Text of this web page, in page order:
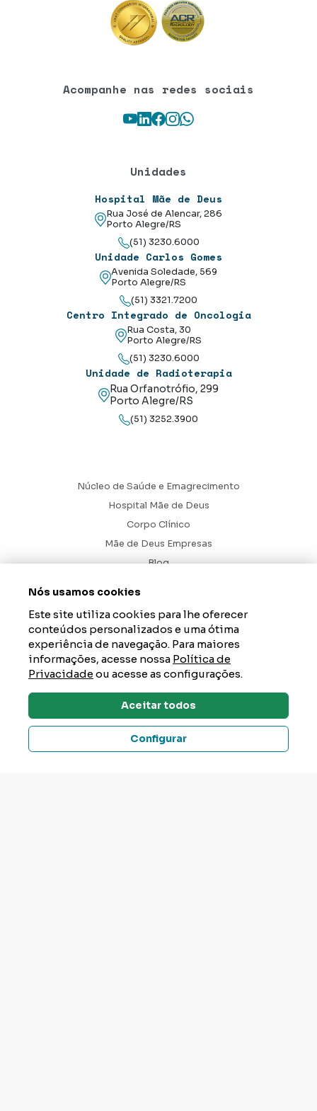
Acompanhe nas redes sociais
Youtube
LinkedIn
Facebook
Instagram
WhatsApp
Unidades
Hospital Mãe de Deus
Rua José de Alencar, 286
Porto Alegre/RS
(51) 3230.6000
Unidade Carlos Gomes
Avenida Soledade, 569
Porto Alegre/RS
(51) 3321.7200
Centro Integrado de Oncologia
Rua Costa, 30
Porto Alegre/RS
(51) 3230.6000
Unidade de Radioterapia
Rua Orfanotrófio, 299
Porto Alegre/RS
(51) 3252.3900
Núcleo de Saúde e Emagrecimento
Hospital Mãe de Deus
Corpo Clínico
Mãe de Deus Empresas
Blog
Hospital Mãe de Deus. Todos os Direitos Reservados.
Desenvolvido por
Axysweb
Um Hospital da AESC – instituição de saúde, educação e
Dúvidas? Tire Aqui
Nós usamos cookies
Este site utiliza cookies para lhe oferecer
conteúdos personalizados e uma ótima
experiência de navegação. Para maiores
informações, acesse nossa Política de
Privacidadeou acesse as configurações.
Aceitar todos
Configurar